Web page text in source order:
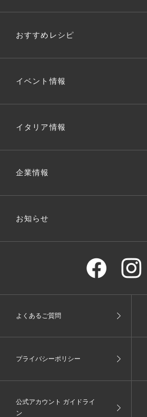
おすすめレシピ
イベント情報
イタリア情報
企業情報
お知らせ
よくあるご質問
プライバシーポリシー
公式アカウント ガイドライ
ン